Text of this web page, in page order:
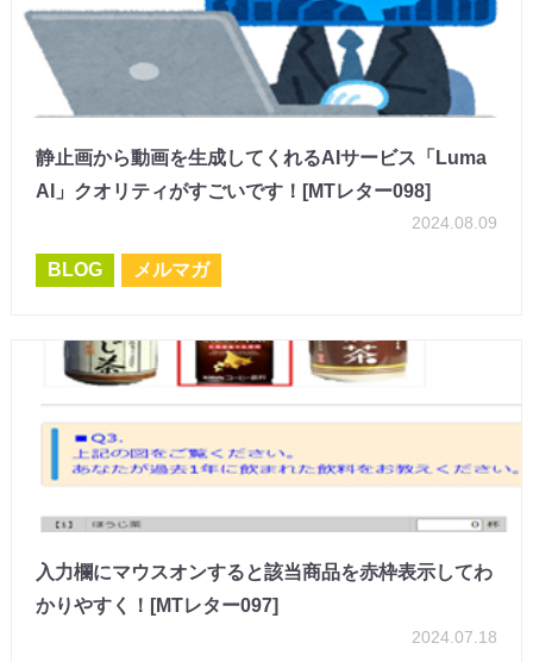
静止画から動画を生成してくれるAIサービス「Luma
AI」クオリティがすごいです！[MTレター098]
2024.08.09
BLOG メルマガ
入力欄にマウスオンすると該当商品を赤枠表示してわ
かりやすく！[MTレター097]
2024.07.18